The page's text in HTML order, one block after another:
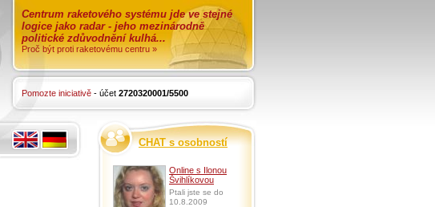
Centrum raketového systému jde ve stejné
logice jako radar - jeho mezinárodně
politické zdůvodnění kulhá...
Proč být proti raketovému centru »
Pomozte iniciativě - účet 2720320001/5500
CHAT s osobností
Online s Ilonou
Švihlíkovou
Ptali jste se do
10.8.2009